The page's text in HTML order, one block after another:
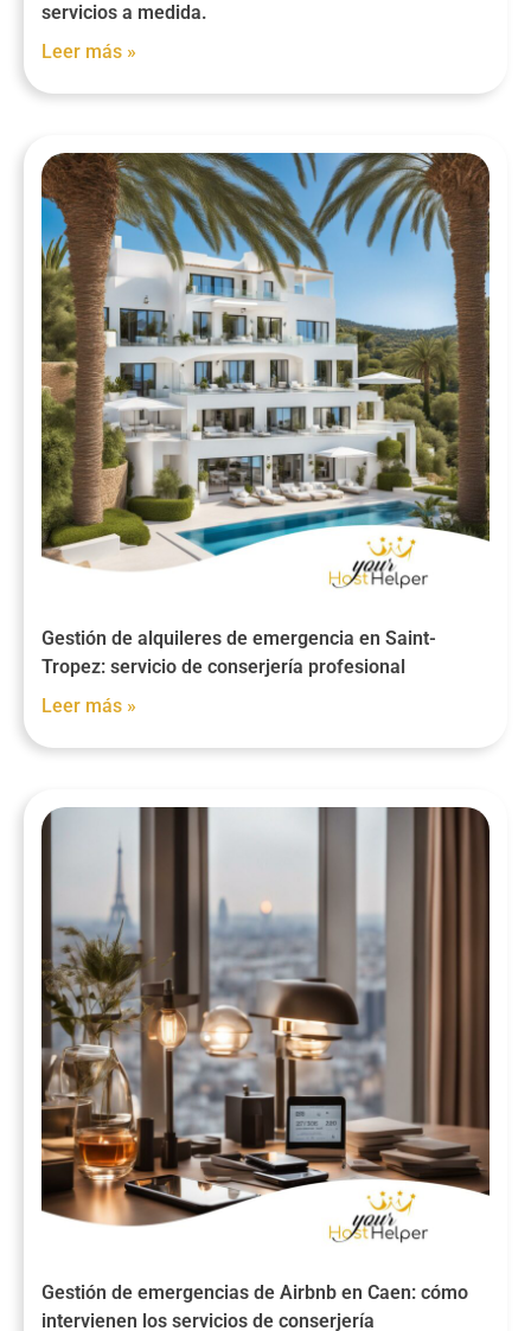
servicios a medida.
Leer más »
Gestión de alquileres de emergencia en Saint-
Tropez: servicio de conserjería profesional
Leer más »
Gestión de emergencias de Airbnb en Caen: cómo
intervienen los servicios de conserjería